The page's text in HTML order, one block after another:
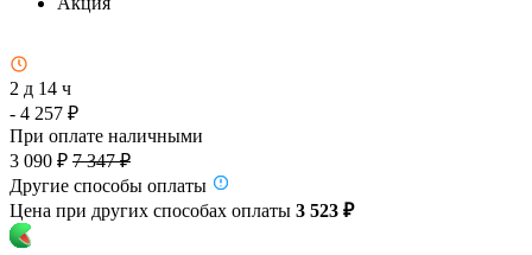
2 д 14 ч
- 4 257 ₽
При оплате наличными
3 090 ₽ 7 347 ₽
Другие способы оплаты
Цена при других способах оплаты 3 523 ₽